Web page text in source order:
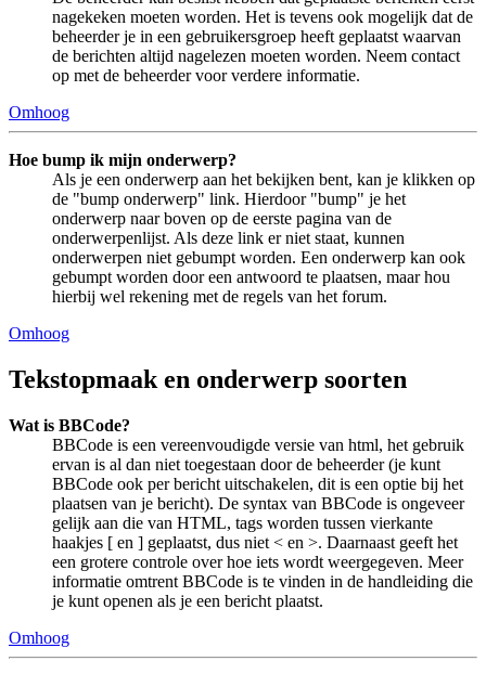
nagekeken moeten worden. Het is tevens ook mogelijk dat de
beheerder je in een gebruikersgroep heeft geplaatst waarvan
de berichten altijd nagelezen moeten worden. Neem contact
op met de beheerder voor verdere informatie.
Omhoog
Hoe bump ik mijn onderwerp?
Als je een onderwerp aan het bekijken bent, kan je klikken op
de "bump onderwerp" link. Hierdoor "bump" je het
onderwerp naar boven op de eerste pagina van de
onderwerpenlijst. Als deze link er niet staat, kunnen
onderwerpen niet gebumpt worden. Een onderwerp kan ook
gebumpt worden door een antwoord te plaatsen, maar hou
hierbij wel rekening met de regels van het forum.
Omhoog
Tekstopmaak en onderwerp soorten
Wat is BBCode?
BBCode is een vereenvoudigde versie van html, het gebruik
ervan is al dan niet toegestaan door de beheerder (je kunt
BBCode ook per bericht uitschakelen, dit is een optie bij het
plaatsen van je bericht). De syntax van BBCode is ongeveer
gelijk aan die van HTML, tags worden tussen vierkante
haakjes [ en ] geplaatst, dus niet < en >. Daarnaast geeft het
een grotere controle over hoe iets wordt weergegeven. Meer
informatie omtrent BBCode is te vinden in de handleiding die
je kunt openen als je een bericht plaatst.
Omhoog